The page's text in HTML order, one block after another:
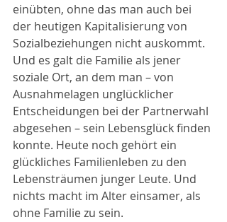
einübten, ohne das man auch bei
der heutigen Kapitalisierung von
Sozialbeziehungen nicht auskommt.
Und es galt die Familie als jener
soziale Ort, an dem man – von
Ausnahmelagen unglücklicher
Entscheidungen bei der Partnerwahl
abgesehen – sein Lebensglück finden
konnte. Heute noch gehört ein
glückliches Familienleben zu den
Lebensträumen junger Leute. Und
nichts macht im Alter einsamer, als
ohne Familie zu sein.